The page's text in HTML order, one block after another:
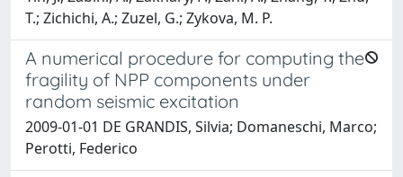
T.; Zichichi, A.; Zuzel, G.; Zykova, M. P.
A numerical procedure for computing the
fragility of NPP components under
random seismic excitation
2009-01-01 DE GRANDIS, Silvia; Domaneschi, Marco;
Perotti, Federico